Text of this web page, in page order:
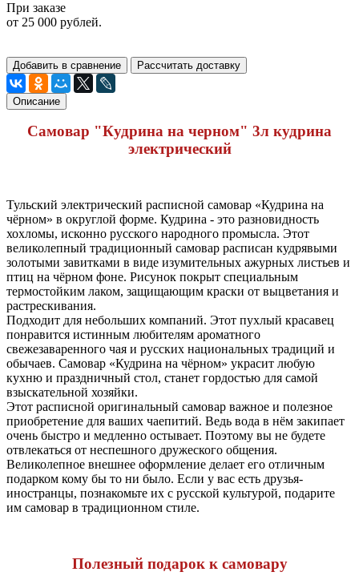
При заказе
от 25 000 рублей.
Добавить в сравнение Рассчитать доставку
Описание
Самовар "Кудрина на черном" 3л кудрина
электрический
Тульский электрический расписной самовар «Кудрина на
чёрном» в округлой форме. Кудрина - это разновидность
хохломы, исконно русского народного промысла. Этот
великолепный традиционный самовар расписан кудрявыми
золотыми завитками в виде изумительных ажурных листьев и
птиц на чёрном фоне. Рисунок покрыт специальным
термостойким лаком, защищающим краски от выцветания и
растрескивания.
Подходит для небольших компаний. Этот пухлый красавец
понравится истинным любителям ароматного
свежезаваренного чая и русских национальных традиций и
обычаев. Самовар «Кудрина на чёрном» украсит любую
кухню и праздничный стол, станет гордостью для самой
взыскательной хозяйки.
Этот расписной оригинальный самовар важное и полезное
приобретение для ваших чаепитий. Ведь вода в нём закипает
очень быстро и медленно остывает. Поэтому вы не будете
отвлекаться от неспешного дружеского общения.
Великолепное внешнее оформление делает его отличным
подарком кому бы то ни было. Если у вас есть друзья-
иностранцы, познакомьте их с русской культурой, подарите
им самовар в традиционном стиле.
Полезный подарок к самовару